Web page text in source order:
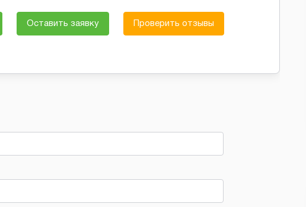
Оставить заявку Проверить отзывы